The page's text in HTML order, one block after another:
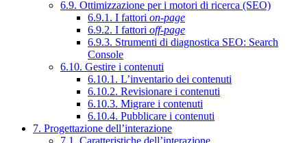
6.9. Ottimizzazione per i motori di ricerca (SEO)
6.9.1. I fattori on-page
6.9.2. I fattori off-page
6.9.3. Strumenti di diagnostica SEO: Search
Console
6.10. Gestire i contenuti
6.10.1. L’inventario dei contenuti
6.10.2. Revisionare i contenuti
6.10.3. Migrare i contenuti
6.10.4. Pubblicare i contenuti
7. Progettazione dell’interazione
7.1. Caratteristiche dell’interazione